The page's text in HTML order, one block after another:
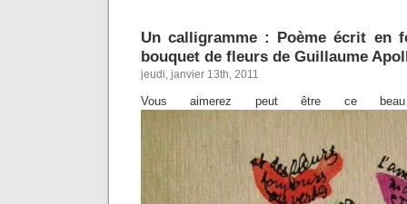
Un calligramme : Poème écrit en
bouquet de fleurs de Guillaume
jeudi, janvier 13th, 2011
Vous aimerez peut être ce